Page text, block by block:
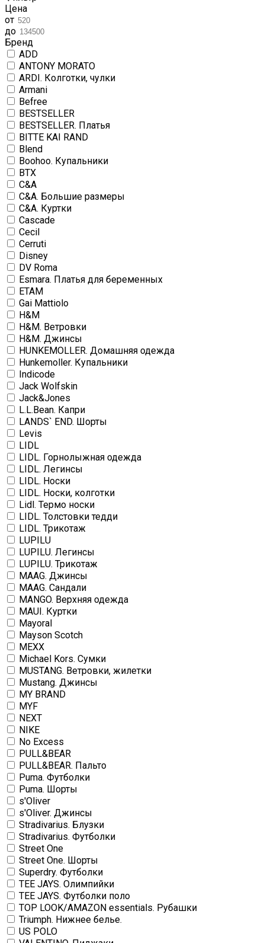
Цена
от
до
Бренд
ADD
ANTONY MORATO
ARDI. Колготки, чулки
Armani
Befree
BESTSELLER
BESTSELLER. Платья
BITTE KAI RAND
Blend
Boohoo. Купальники
BTX
C&A
C&A. Большие размеры
C&A. Куртки
Cascade
Cecil
Cerruti
Disney
DV Roma
Esmara. Платья для беременных
ETAM
Gai Mattiolo
H&M
H&M. Ветровки
H&M. Джинсы
HUNKEMOLLER. Домашняя одежда
Hunkemoller. Купальники
Indicode
Jack Wolfskin
Jack&Jones
L.L.Bean. Капри
LANDS` END. Шорты
Levis
LIDL
LIDL. Горнолыжная одежда
LIDL. Легинсы
LIDL. Носки
LIDL. Носки, колготки
Lidl. Термо носки
LIDL. Толстовки тедди
LIDL. Трикотаж
LUPILU
LUPILU. Легинсы
LUPILU. Трикотаж
MAAG. Джинсы
MAAG. Сандали
MANGO. Верхняя одежда
MAUI. Куртки
Mayoral
Mayson Scotch
MEXX
Michael Kors. Сумки
MUSTANG. Ветровки, жилетки
Mustang. Джинсы
MY BRAND
MYF
NEXT
NIKE
No Excess
PULL&BEAR
PULL&BEAR. Пальто
Puma. Футболки
Puma. Шорты
s'Oliver
s'Oliver. Джинсы
Stradivarius. Блузки
Stradivarius. Футболки
Street One
Street One. Шорты
Superdry. Футболки
TEE JAYS. Олимпийки
TEE JAYS. Футболки поло
TOP LOOK/AMAZON essentials. Рубашки
Triumph. Нижнее белье.
US POLO